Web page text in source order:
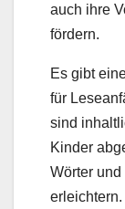
auch ihre
fördern.
Es gibt
für
sind
Kinder
Wörter